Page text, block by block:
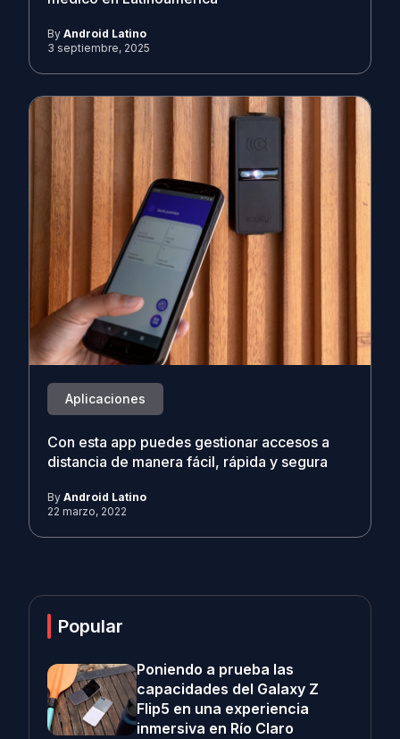
By Android Latino
3 septiembre, 2025
Aplicaciones
Con esta app puedes gestionar accesos a
distancia de manera fácil, rápida y segura
By Android Latino
22 marzo, 2022
Popular
Poniendo a prueba las
capacidades del Galaxy Z
Flip5 en una experiencia
inmersiva en Río Claro